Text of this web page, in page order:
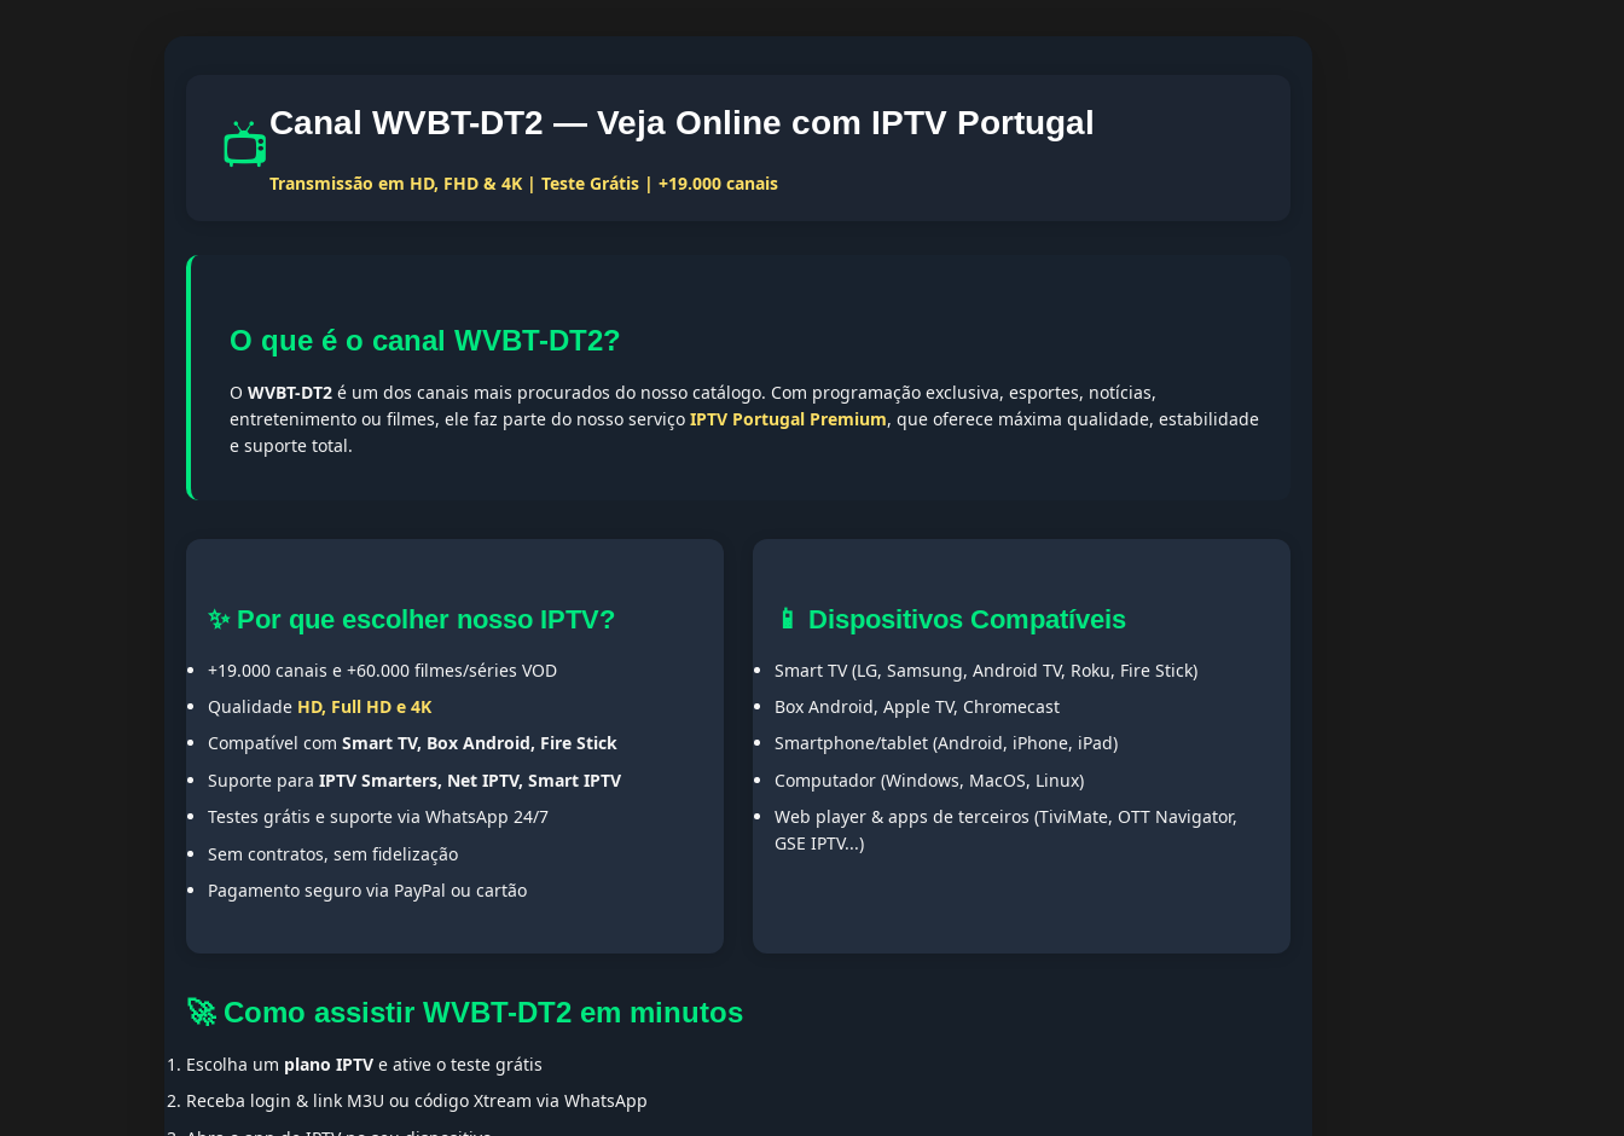
📺Canal WVBT-DT2 — Veja Online com IPTV Portugal
Transmissão em HD, FHD & 4K | Teste Grátis | +19.000 canais
O que é o canal WVBT-DT2?
O WVBT-DT2 é um dos canais mais procurados do nosso catálogo. Com programação exclusiva, esportes, notícias,
entretenimento ou filmes, ele faz parte do nosso serviço IPTV Portugal Premium, que oferece máxima qualidade, estabilidade
e suporte total.
✨ Por que escolher nosso IPTV?
+19.000 canais e +60.000 filmes/séries VOD
Qualidade HD, Full HD e 4K
Compatível com Smart TV, Box Android, Fire Stick
Suporte para IPTV Smarters, Net IPTV, Smart IPTV
Testes grátis e suporte via WhatsApp 24/7
Sem contratos, sem fidelização
Pagamento seguro via PayPal ou cartão
📱 Dispositivos Compatíveis
Smart TV (LG, Samsung, Android TV, Roku, Fire Stick)
Box Android, Apple TV, Chromecast
Smartphone/tablet (Android, iPhone, iPad)
Computador (Windows, MacOS, Linux)
Web player & apps de terceiros (TiviMate, OTT Navigator,
GSE IPTV...)
🚀 Como assistir WVBT-DT2 em minutos
Escolha um plano IPTV e ative o teste grátis
Receba login & link M3U ou código Xtream via WhatsApp